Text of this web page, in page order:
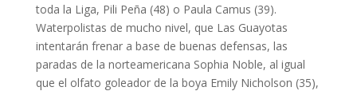
toda la Liga, Pili Peña (48) o Paula Camus (39).
Waterpolistas de mucho nivel, que Las Guayotas
intentarán frenar a base de buenas defensas, las
paradas de la norteamericana Sophia Noble, al igual
que el olfato goleador de la boya Emily Nicholson (35),